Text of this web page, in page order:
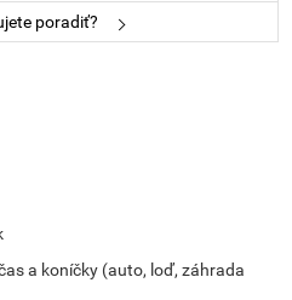
poradiť?
a koníčky (auto, loď, záhrada